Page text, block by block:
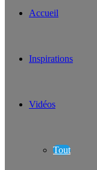
Accueil
Inspirations
Vidéos
Tout